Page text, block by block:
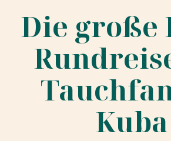
Die große
Kuba